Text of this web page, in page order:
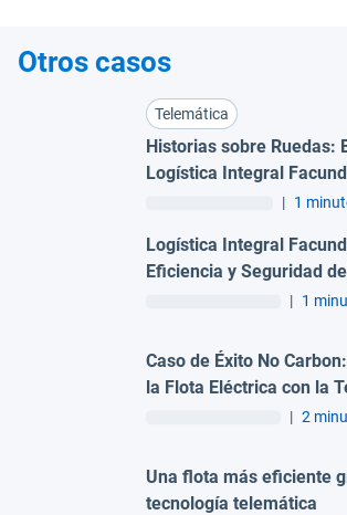
Otros casos
Telemática
Historias sobre Ruedas:
Logística Integral
| 1
Logística Integral
Eficiencia y Seguridad
| 1
Caso de Éxito No
la Flota Eléctrica con la
| 2
Una flota más eficiente
tecnología telemática